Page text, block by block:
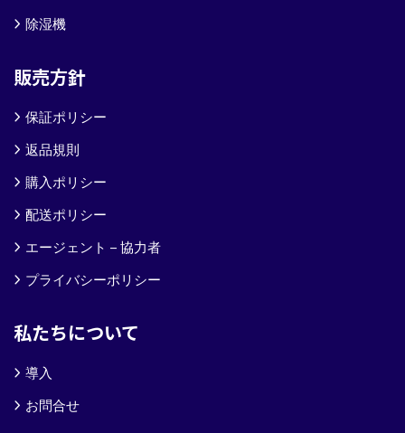
除湿機
販売方針
保証ポリシー
返品規則
購入ポリシー
配送ポリシー
エージェント – 協力者
プライバシーポリシー
私たちについて
導入
お問合せ